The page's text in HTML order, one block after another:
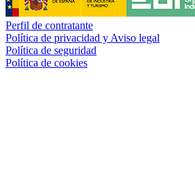
Perfil de contratante
Política de privacidad y Aviso legal
Política de seguridad
Política de cookies